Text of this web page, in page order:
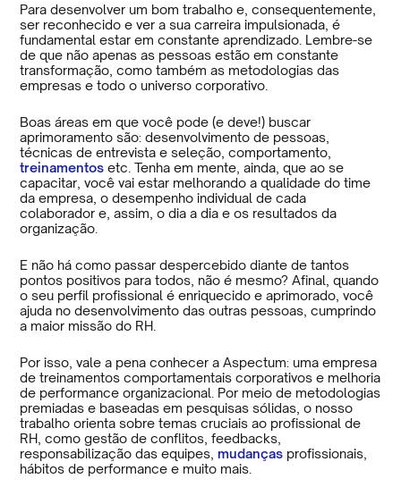
Para desenvolver um bom trabalho e, consequentemente,
ser reconhecido e ver a sua carreira impulsionada, é
fundamental estar em constante aprendizado. Lembre-se
de que não apenas as pessoas estão em constante
transformação, como também as metodologias das
empresas e todo o universo corporativo.
Boas áreas em que você pode (e deve!) buscar
aprimoramento são: desenvolvimento de pessoas,
técnicas de entrevista e seleção, comportamento,
treinamentos etc. Tenha em mente, ainda, que ao se
capacitar, você vai estar melhorando a qualidade do time
da empresa, o desempenho individual de cada
colaborador e, assim, o dia a dia e os resultados da
organização.
E não há como passar despercebido diante de tantos
pontos positivos para todos, não é mesmo? Afinal, quando
o seu perfil profissional é enriquecido e aprimorado, você
ajuda no desenvolvimento das outras pessoas, cumprindo
a maior missão do RH.
Por isso, vale a pena conhecer a Aspectum: uma empresa
de treinamentos comportamentais corporativos e melhoria
de performance organizacional. Por meio de metodologias
premiadas e baseadas em pesquisas sólidas, o nosso
trabalho orienta sobre temas cruciais ao profissional de
RH, como gestão de conflitos, feedbacks,
responsabilização das equipes, mudanças profissionais,
hábitos de performance e muito mais.